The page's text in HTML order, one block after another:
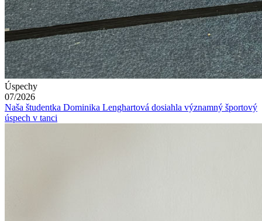
Úspechy
07/2026
Naša študentka Dominika Lenghartová dosiahla významný športový
úspech v tanci